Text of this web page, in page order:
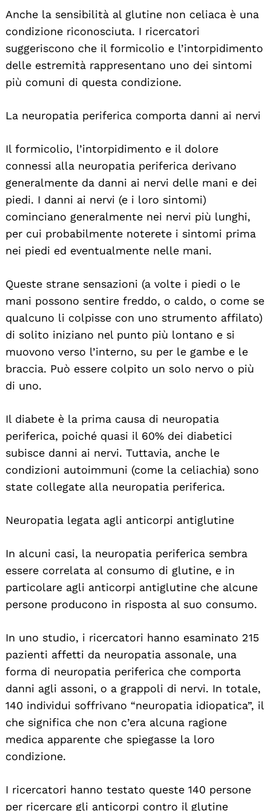
Anche la sensibilità al glutine non celiaca è una
condizione riconosciuta. I ricercatori
suggeriscono che il formicolio e l’intorpidimento
delle estremità rappresentano uno dei sintomi
più comuni di questa condizione.
La neuropatia periferica comporta danni ai nervi
Il formicolio, l’intorpidimento e il dolore
connessi alla neuropatia periferica derivano
generalmente da danni ai nervi delle mani e dei
piedi. I danni ai nervi (e i loro sintomi)
cominciano generalmente nei nervi più lunghi,
per cui probabilmente noterete i sintomi prima
nei piedi ed eventualmente nelle mani.
Queste strane sensazioni (a volte i piedi o le
mani possono sentire freddo, o caldo, o come se
qualcuno li colpisse con uno strumento affilato)
di solito iniziano nel punto più lontano e si
muovono verso l’interno, su per le gambe e le
braccia. Può essere colpito un solo nervo o più
di uno.
Il diabete è la prima causa di neuropatia
periferica, poiché quasi il 60% dei diabetici
subisce danni ai nervi. Tuttavia, anche le
condizioni autoimmuni (come la celiachia) sono
state collegate alla neuropatia periferica.
Neuropatia legata agli anticorpi antiglutine
In alcuni casi, la neuropatia periferica sembra
essere correlata al consumo di glutine, e in
particolare agli anticorpi antiglutine che alcune
persone producono in risposta al suo consumo.
In uno studio, i ricercatori hanno esaminato 215
pazienti affetti da neuropatia assonale, una
forma di neuropatia periferica che comporta
danni agli assoni, o a grappoli di nervi. In totale,
140 individui soffrivano “neuropatia idiopatica”, il
che significa che non c’era alcuna ragione
medica apparente che spiegasse la loro
condizione.
I ricercatori hanno testato queste 140 persone
per ricercare gli anticorpi contro il glutine